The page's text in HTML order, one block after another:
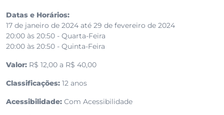
Datas e Horários:
17 de janeiro de 2024 até 29 de fevereiro de 2024
20:00 às 20:50 - Quarta-Feira
20:00 às 20:50 - Quinta-Feira
Valor: R$ 12,00 a R$ 40,00
Classificações: 12 anos
Acessibilidade: Com Acessibilidade